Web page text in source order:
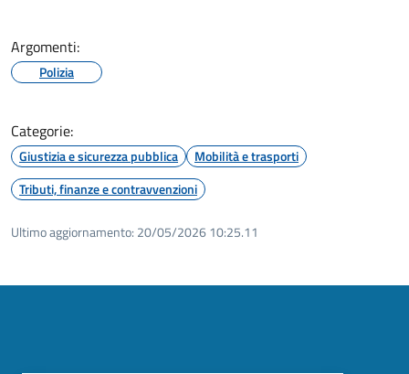
Argomenti:
Polizia
Categorie:
Giustizia e sicurezza pubblica
Mobilità e trasporti
Tributi, finanze e contravvenzioni
Ultimo aggiornamento: 20/05/2026 10:25.11